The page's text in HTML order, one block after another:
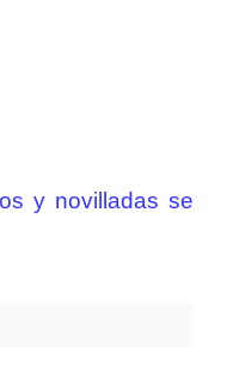
y novilladas se